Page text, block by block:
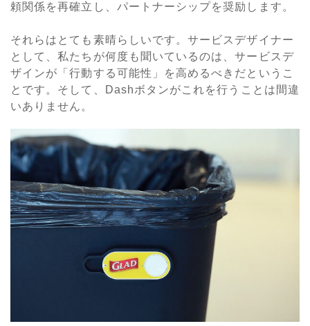
頼関係を再確立し、パートナーシップを奨励します。
それらはとても素晴らしいです。サービスデザイナー
として、私たちが何度も聞いているのは、サービスデ
ザインが「行動する可能性」を高めるべきだというこ
とです。そして、Dashボタンがこれを行うことは間違
いありません。